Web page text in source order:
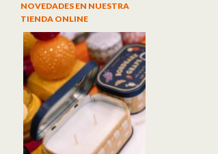
NOVEDADES EN NUESTRA
TIENDA ONLINE